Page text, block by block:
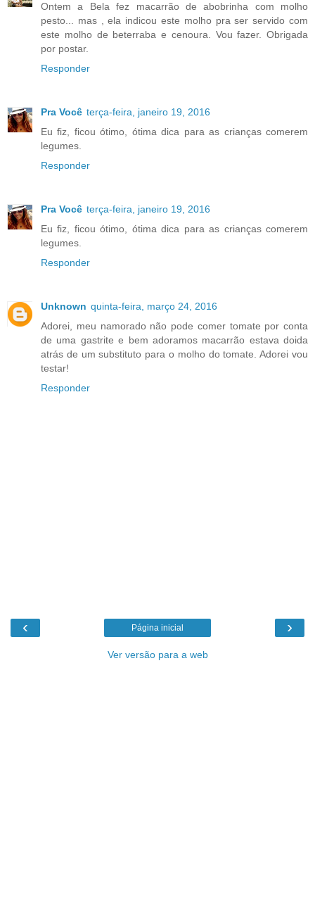
Ontem a Bela fez macarrão de abobrinha com molho
pesto... mas , ela indicou este molho pra ser servido com
este molho de beterraba e cenoura. Vou fazer. Obrigada
por postar.
Responder
Pra Você terça-feira, janeiro 19, 2016
Eu fiz, ficou ótimo, ótima dica para as crianças comerem
legumes.
Responder
Pra Você terça-feira, janeiro 19, 2016
Eu fiz, ficou ótimo, ótima dica para as crianças comerem
legumes.
Responder
Unknown quinta-feira, março 24, 2016
Adorei, meu namorado não pode comer tomate por conta
de uma gastrite e bem adoramos macarrão estava doida
atrás de um substituto para o molho do tomate. Adorei vou
testar!
Responder
‹ ›
Página inicial
Ver versão para a web